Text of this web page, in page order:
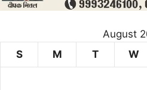
August
S
M T W